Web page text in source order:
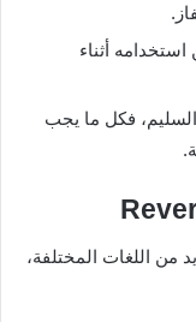
أثناء
فكل ما يجب
من اللغات المختلفة،